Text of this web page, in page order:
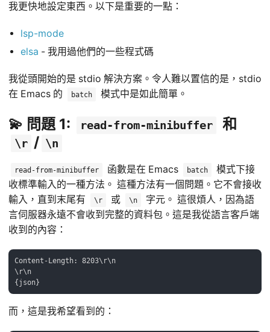
我更快地設定東西。以下是重要的一點：
lsp-mode
elsa - 我用過他們的一些程式碼
我從頭開始的是 stdio 解決方案。令人難以置信的是，stdio
在 Emacs 的
batch 模式中是如此簡單。
💫 問題 1: read-from-minibuffer 和
\r / \n
read-from-minibuffer 函數是在 Emacs batch
模式下接
收標準輸入的一種方法。 這種方法有一個問題。它不會接收
輸入，直到末尾有
\r 或 \n
字元。 這很煩人，因為語
言伺服器永遠不會收到完整的資料包。這是我從語言客戶端
收到的內容：
Content-Length: 8203\r\n
\r\n
而，這是我希望看到的：